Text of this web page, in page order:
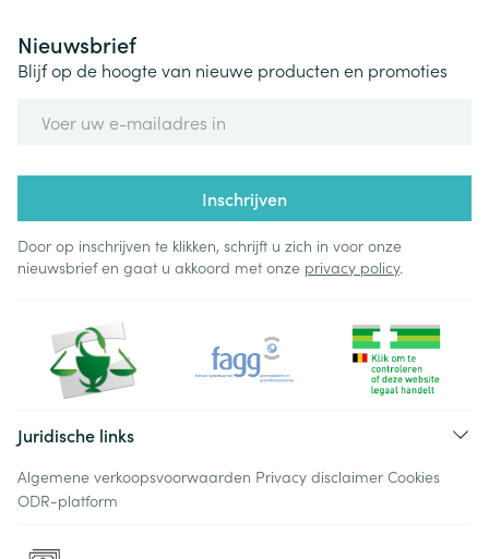
Nieuwsbrief
Blijf op de hoogte van nieuwe producten en promoties
Inschrijven
Door op inschrijven te klikken, schrijft u zich in voor onze
nieuwsbrief en gaat u akkoord met onze privacy policy.
Juridische links
Algemene verkoopsvoorwaarden Privacy disclaimer Cookies
ODR-platform